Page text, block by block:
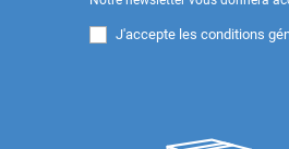
J'accepte les conditions